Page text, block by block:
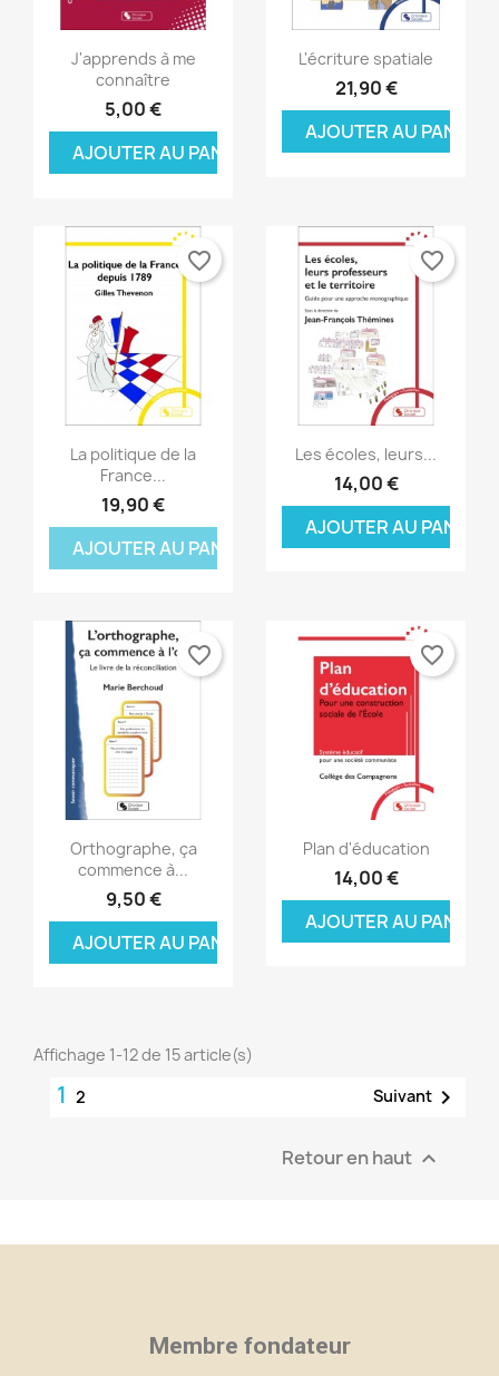
Ajouter à ma liste d'envies ×
Créer une nouvelle liste
Créer une liste d'envies
Nom de la liste d'envies
Annuler Créer une liste d'envies
((modalTitle))
((confirmMessage))
((cancelText))
((modalDeleteText))
Connexion
Vous devez être connecté pour ajouter des produits
à votre liste d'envies.
Annuler Connexion
Aperçu rapide
J'apprends à me
connaître
5,00 €
AJOUTER AU PANIER
Aperçu rapide
L'écriture spatiale
21,90 €
AJOUTER AU PANIER
Aperçu rapide
La politique de la
France...
19,90 €
AJOUTER AU PANIER
favorite_border
Aperçu rapide
Les écoles, leurs...
14,00 €
AJOUTER AU PANIER
favorite_border
Aperçu rapide
Orthographe, ça
commence à...
9,50 €
AJOUTER AU PANIER
favorite_border
Aperçu rapide
Plan d'éducation
14,00 €
AJOUTER AU PANIER
favorite_border
Affichage 1-12 de 15 article(s)
1 2 Suivant 
Retour en haut 
Membre fondateur